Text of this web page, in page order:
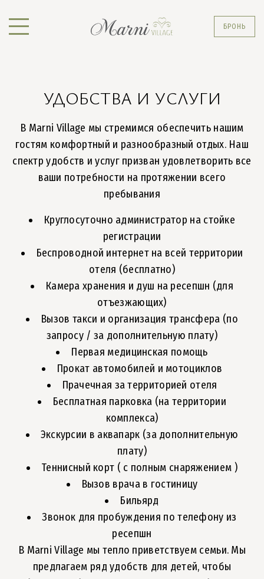
БРОНЬ
УДОБСТВА И УСЛУГИ
В Marni Village мы стремимся обеспечить нашим
гостям комфортный и разнообразный отдых. Наш
спектр удобств и услуг призван удовлетворить все
ваши потребности на протяжении всего
пребывания
Круглосуточно администратор на стойке
регистрации
Беспроводной интернет на всей территории
отеля (бесплатно)
Камера хранения и душ на ресепшн (для
отъезжающих)
Вызов такси и организация трансфера (по
запросу / за дополнительную плату)
Первая медицинская помощь
Прокат автомобилей и мотоциклов
Прачечная за территорией отеля
Бесплатная парковка (на территории
комплекса)
Экскурсии в аквапарк (за дополнительную
плату)
Теннисный корт ( с полным снаряжением )
Вызов врача в гостиницу
Бильярд
Звонок для пробуждения по телефону из
ресепшн
В Marni Village мы тепло приветствуем семьи. Мы
предлагаем ряд удобств для детей, чтобы